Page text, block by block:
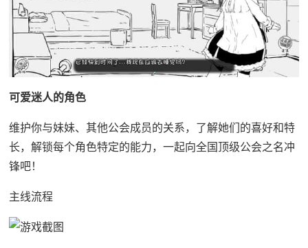
可爱迷人的角色
维护你与妹妹、其他公会成员的关系，了解她们的喜好和特
长，解锁每个角色特定的能力，一起向全国顶级公会之名冲
锋吧！
主线流程